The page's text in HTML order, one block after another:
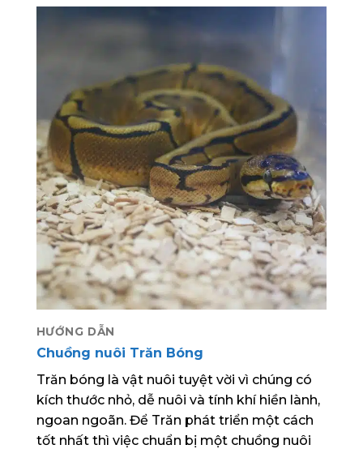
HƯỚNG DẪN
Chuồng nuôi Trăn Bóng
Trăn bóng là vật nuôi tuyệt vời vì chúng có
kích thước nhỏ, dễ nuôi và tính khí hiền lành,
ngoan ngoãn. Để Trăn phát triển một cách
tốt nhất thì việc chuẩn bị một chuồng nuôi